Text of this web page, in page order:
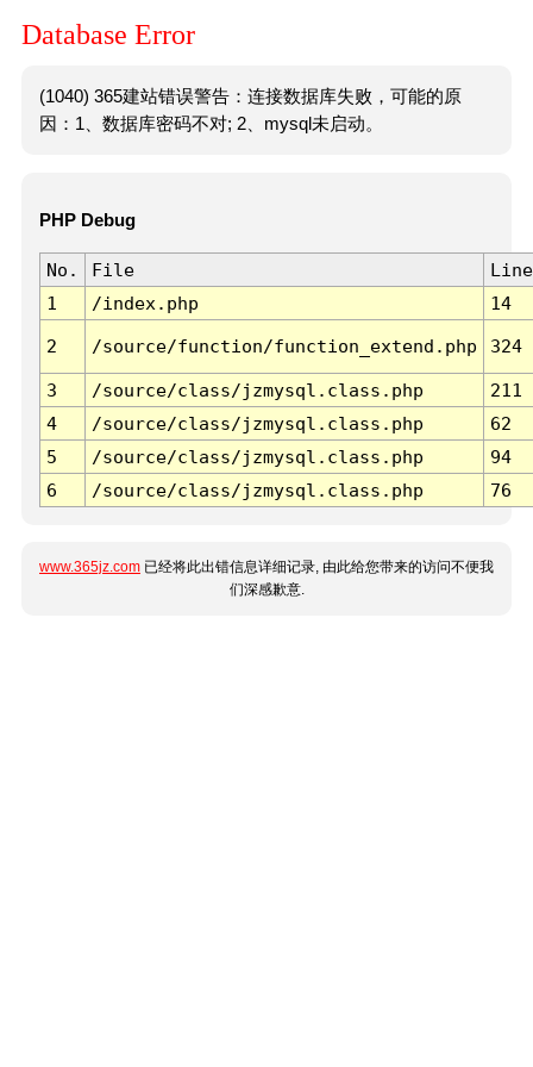
Database Error
(1040) 365建站错误警告：连接数据库失败，可能的原
因：1、数据库密码不对; 2、mysql未启动。
PHP Debug
No. File
Line
1
/index.php 14
2 /source/function/function_extend.php 324
3 /source/class/jzmysql.class.php
211
4
/source/class/jzmysql.class.php
62
5
/source/class/jzmysql.class.php
94
6
/source/class/jzmysql.class.php 76
www.365jz.com 已经将此出错信息详细记录, 由此给您带来的访问不便我
们深感歉意.